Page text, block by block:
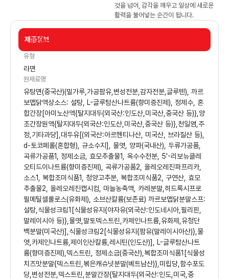
109g
것을 넘어, 감각을 깨우고 일상에 새로운
활력을 불어넣는 순간이 됩니다.
제품정보
유형
라면
원재료명
유탕면(중국산)(밀가루,가공팜유,변성전분,감자전분,글루텐), 까르
보맵닭액상소스: 설탕, L-글루탐산나트륨(향미증진제), 정제수, 혼
합간장[아미노산액{탈지대두(외국산:인도산,미국산,중국산 등)},양
조간장원액{탈지대두(외국산:인도산,미국산,중국산 등)},천일염,주
정,기타과당],대두유[(외국산:아르헨티나산, 미국산, 브라질산 등),
d-토코페롤(혼합형), 규소수지], 물엿, 양파(국내산), 두류가공품,
곡류가공품1, 정제소금, 효모추출물1, 옥수수전분, 5'-리보뉴클레
오티드이나트륨(향미증진제), 곡류가공품2, 올레오레진파프리카,
소스1, 복합조미식품1, 청양고추분, 복합조미식품2, 구연산, 효모
추출물2, 올레오레진캡시컴, 마늘농축액, 카레분말,히드록시프로
필메틸셀룰로스(유화제), 소브산칼륨(보존료) 까르보맵닭분말스프:
설탕,식물성크림1[식물성유지{야자유(외국산:인도네시아,필리핀,
말레이시아 등)},물엿,말토덱스트린,카제인나트륨,유화제,유청단
백분말(미국산)],식물성크림2[식물성유지{팜유(말레이시아산)},물
엿,카제인나트륨,제이인산칼륨,레시틴(인도산)], L-글루탐산나트
륨(향미증진제),덱스트린, 정제소금(중국산),복합조미식품1[식물성
치즈맛분말{덱스트린,볶은캐슈넛분말(베트남산)},미립당,함수포도
당,변성전분,덱스트린,분말간장{탈지대두(외국산:인도,미국,중